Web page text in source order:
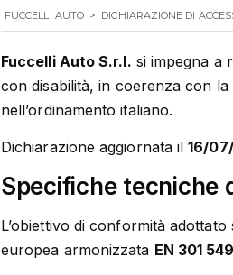
FUCCELLI AUTO > DICHIARAZIONE DI
Fuccelli Auto S.r.l. si impegna a
con disabilità, in coerenza con
nell’ordinamento italiano.
Dichiarazione aggiornata il16/
Specifiche tecniche
L’obiettivo di conformità
europea armonizzata EN 301 549